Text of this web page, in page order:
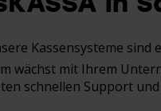
Kassensysteme sind
wächst mit Ihrem
schnellen Support